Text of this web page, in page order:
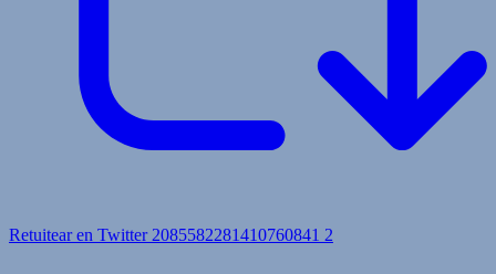
Retuitear en Twitter 2085582281410760841 2